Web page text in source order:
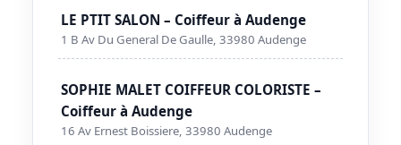
LE PTIT SALON – Coiffeur à Audenge
1 B Av Du General De Gaulle, 33980 Audenge
SOPHIE MALET COIFFEUR COLORISTE –
Coiffeur à Audenge
16 Av Ernest Boissiere, 33980 Audenge